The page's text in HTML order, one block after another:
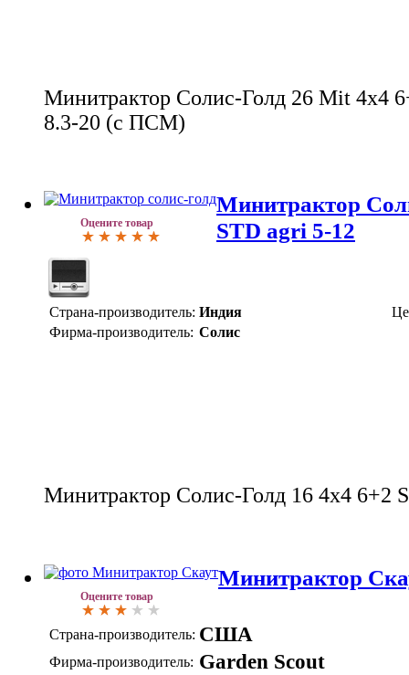
Минитрактор Солис-Голд 26 Mit 4x4
8.3-20 (с ПСМ)
Оцените товар
Минитрактор
STD agri 5-12
Страна-производитель: Индия
Фирма-производитель: Солис
Минитрактор Солис-Голд 16 4x4 6+2
Оцените товар
Минитрактор
Страна-производитель: США
Фирма-производитель: Garden Scout